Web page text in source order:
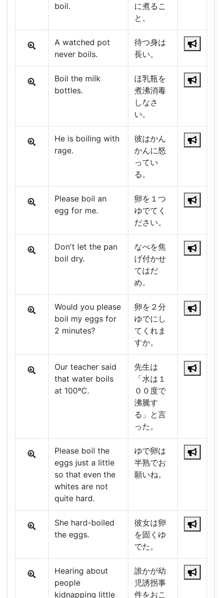
boil.
に煮るこ
と。
A watched pot
never boils.
待つ身は
長い。
Boil the milk
bottles.
ほ乳瓶を
煮沸消毒
しなさ
い。
He is boiling with
rage.
彼はかん
かんに怒
ってい
る。
Please boil an
egg for me.
卵を１つ
ゆでてく
ださい。
Don't let the pan
boil dry.
なべを焦
げ付かせ
てはだ
め。
Would you please
boil my eggs for
2 minutes?
卵を２分
ゆでにし
てくれま
すか。
Our teacher said
that water boils
at 100ºC.
先生は
「水は１
００度で
沸騰す
る」と言
った。
Please boil the
eggs just a little
so that even the
whites are not
quite hard.
ゆで卵は
半熟でお
願いね。
She hard-boiled
the eggs.
彼女は卵
を固くゆ
でた。
Hearing about
people
kidnapping little
誰かが幼
児誘拐事
件をおこ